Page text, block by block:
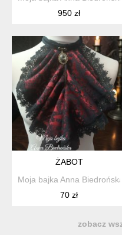
950 zł
ŻABOT
Moja bajka Anna Biedrońska
70 zł
zobacz